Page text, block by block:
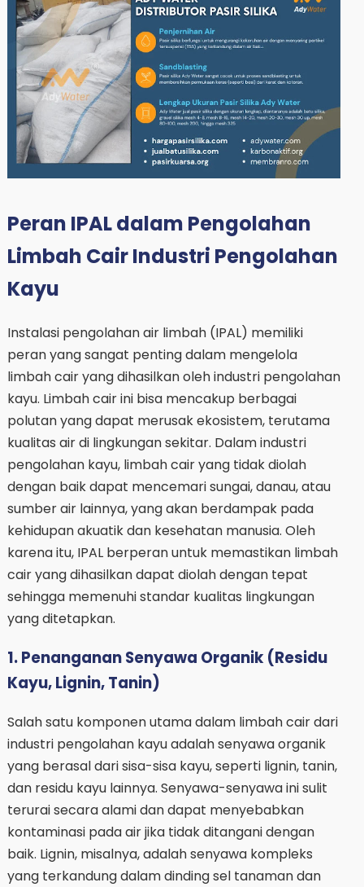
Peran IPAL dalam Pengolahan
Limbah Cair Industri Pengolahan
Kayu
Instalasi pengolahan air limbah (IPAL) memiliki
peran yang sangat penting dalam mengelola
limbah cair yang dihasilkan oleh industri pengolahan
kayu. Limbah cair ini bisa mencakup berbagai
polutan yang dapat merusak ekosistem, terutama
kualitas air di lingkungan sekitar. Dalam industri
pengolahan kayu, limbah cair yang tidak diolah
dengan baik dapat mencemari sungai, danau, atau
sumber air lainnya, yang akan berdampak pada
kehidupan akuatik dan kesehatan manusia. Oleh
karena itu, IPAL berperan untuk memastikan limbah
cair yang dihasilkan dapat diolah dengan tepat
sehingga memenuhi standar kualitas lingkungan
yang ditetapkan.
1. Penanganan Senyawa Organik (Residu
Kayu, Lignin, Tanin)
Salah satu komponen utama dalam limbah cair dari
industri pengolahan kayu adalah senyawa organik
yang berasal dari sisa-sisa kayu, seperti lignin, tanin,
dan residu kayu lainnya. Senyawa-senyawa ini sulit
terurai secara alami dan dapat menyebabkan
kontaminasi pada air jika tidak ditangani dengan
baik. Lignin, misalnya, adalah senyawa kompleks
yang terkandung dalam dinding sel tanaman dan